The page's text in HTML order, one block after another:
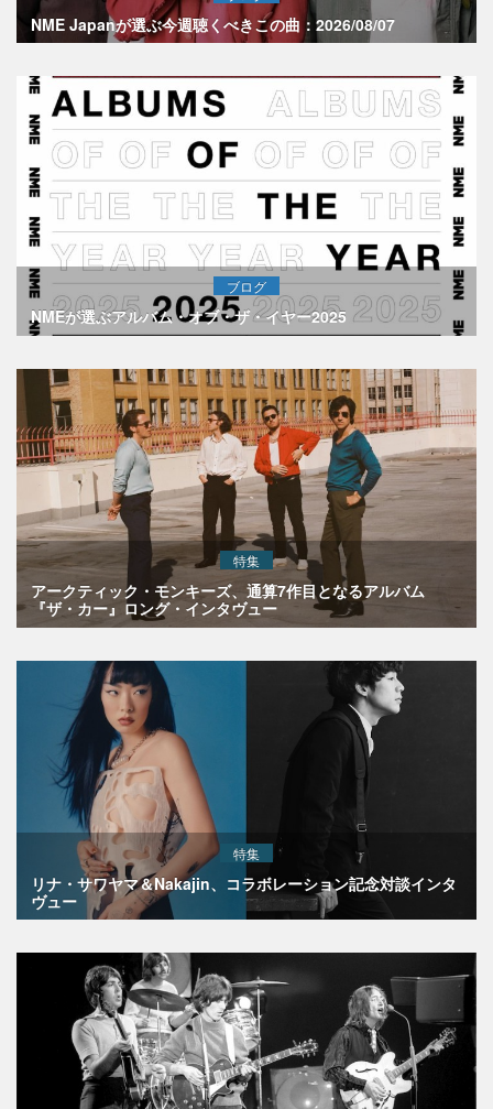
NME Japanが選ぶ今週聴くべきこの曲：2026/08/07
ブログ
NMEが選ぶアルバム・オブ・ザ・イヤー2025
特集
アークティック・モンキーズ、通算7作目となるアルバム
『ザ・カー』ロング・インタヴュー
特集
リナ・サワヤマ＆Nakajin、コラボレーション記念対談インタ
ヴュー